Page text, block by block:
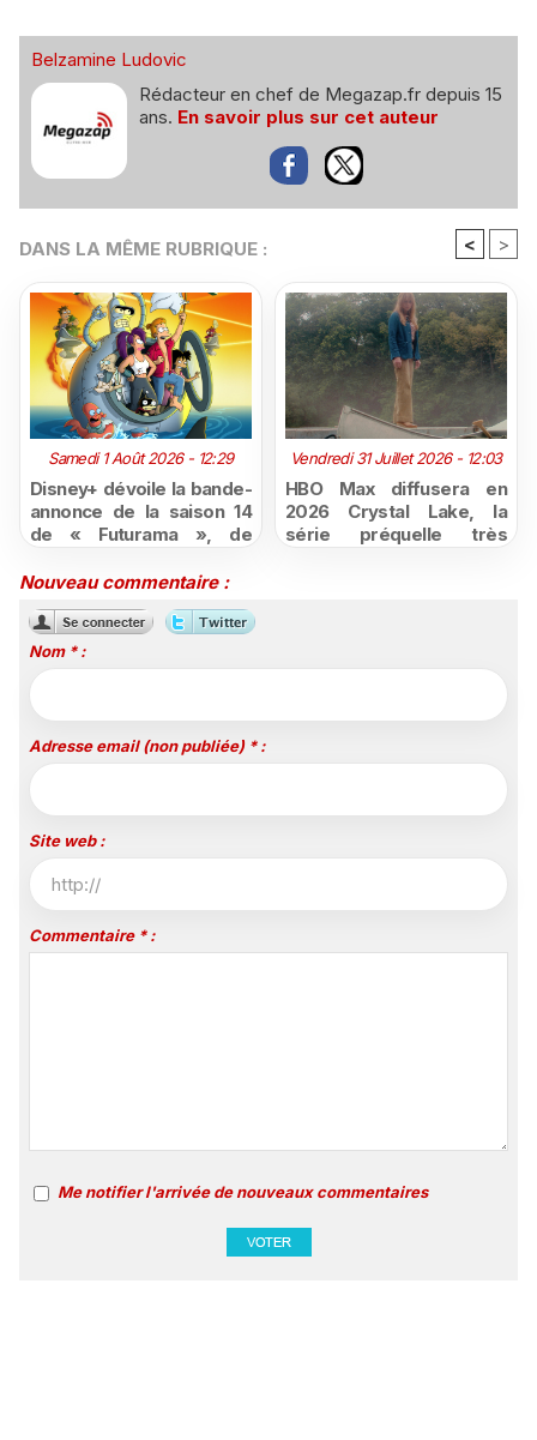
Belzamine Ludovic
Rédacteur en chef de Megazap.fr depuis 15
ans. En savoir plus sur cet auteur
DANS LA MÊME RUBRIQUE : < >
Samedi 1 Août 2026 - 12:29
Disney+ dévoile la bande-
annonce de la saison 14
de « Futurama », de
Vendredi 31 Juillet 2026 - 12:03
HBO Max diffusera en
2026 Crystal Lake, la
série préquelle très
Nouveau commentaire :
Nom * :
Adresse email (non publiée) * :
Site web :
Commentaire * :
Me notifier l'arrivée de nouveaux commentaires